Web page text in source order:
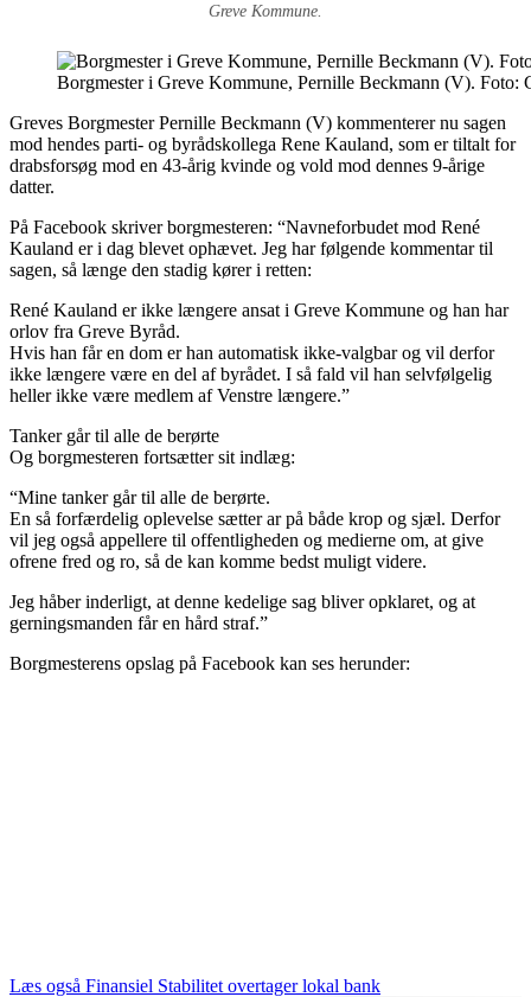
Greve Kommune.
Borgmester i Greve Kommune, Pernille Beckmann (V). Foto:
Greves Borgmester Pernille Beckmann (V) kommenterer nu sagen
mod hendes parti- og byrådskollega Rene Kauland, som er tiltalt for
drabsforsøg mod en 43-årig kvinde og vold mod dennes 9-årige
datter.
På Facebook skriver borgmesteren: “Navneforbudet mod René
Kauland er i dag blevet ophævet. Jeg har følgende kommentar til
sagen, så længe den stadig kører i retten:
René Kauland er ikke længere ansat i Greve Kommune og han har
orlov fra Greve Byråd.
Hvis han får en dom er han automatisk ikke-valgbar og vil derfor
ikke længere være en del af byrådet. I så fald vil han selvfølgelig
heller ikke være medlem af Venstre længere.”
Tanker går til alle de berørte
Og borgmesteren fortsætter sit indlæg:
“Mine tanker går til alle de berørte.
En så forfærdelig oplevelse sætter ar på både krop og sjæl. Derfor
vil jeg også appellere til offentligheden og medierne om, at give
ofrene fred og ro, så de kan komme bedst muligt videre.
Jeg håber inderligt, at denne kedelige sag bliver opklaret, og at
gerningsmanden får en hård straf.”
Borgmesterens opslag på Facebook kan ses herunder:
Læs også Finansiel Stabilitet overtager lokal bank